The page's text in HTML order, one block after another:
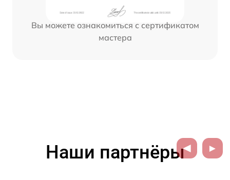
Вы можете ознакомиться с сертификатом
мастера
Наши партнёры